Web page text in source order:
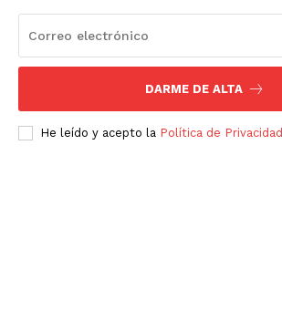
DARME DE ALTA
He leído y acepto la Política de Privacidad